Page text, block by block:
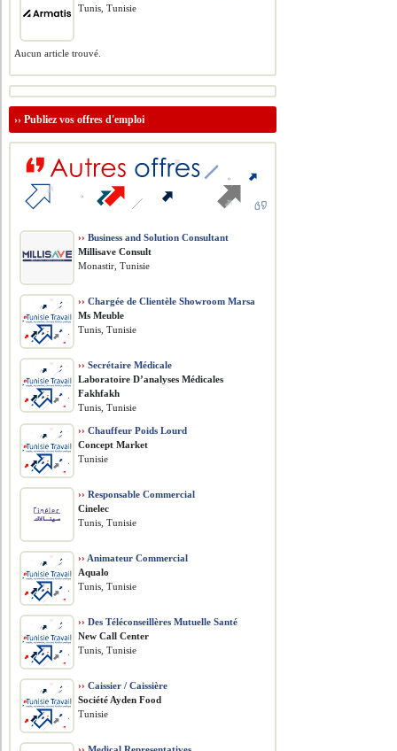
Tunis, Tunisie
Aucun article trouvé.
››Publiez vos offres d'emploi
›› Business and Solution Consultant
Millisave Consult
Monastir, Tunisie
›› Chargée de Clientèle Showroom Marsa
Ms Meuble
Tunis, Tunisie
›› Secrétaire Médicale
Laboratoire D’analyses Médicales
Fakhfakh
Tunis, Tunisie
›› Chauffeur Poids Lourd
Concept Market
Tunisie
›› Responsable Commercial
Cinelec
Tunis, Tunisie
›› Animateur Commercial
Aqualo
Tunis, Tunisie
›› Des Téléconseillères Mutuelle Santé
New Call Center
Tunis, Tunisie
›› Caissier / Caissière
Société Ayden Food
Tunisie